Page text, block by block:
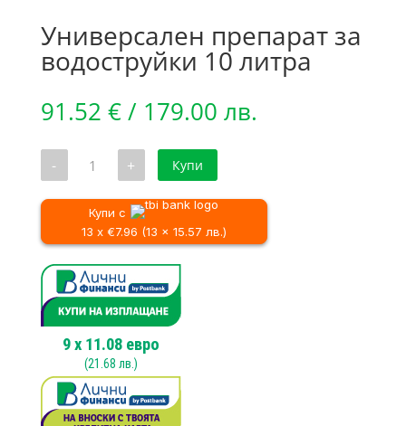
Универсален препарат за
водоструйки 10 литра
91.52 €/ 179.00 лв.
- количество
Универсален
препарат
водоструйки
10
+ Купи
Купи с
13 x €7.96 (13 x 15.57 лв.)
9x 11.08евро
(21.68 лв.)